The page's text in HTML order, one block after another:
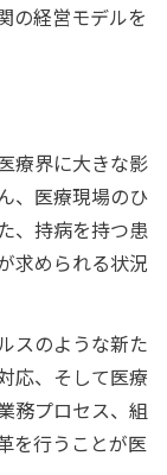
の経営モデルを
療界に大きな影
、医療現場のひ
、持病を持つ患
求められる状況
スのような新た
応、そして医療
務プロセス、組
を行うことが医